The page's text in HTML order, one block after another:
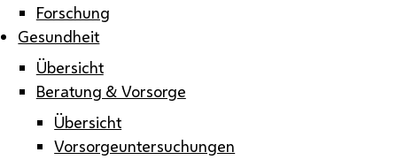
Forschung
Gesundheit
Übersicht
Beratung & Vorsorge
Übersicht
Vorsorgeuntersuchungen